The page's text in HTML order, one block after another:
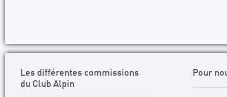
Les différentes commissions
du Club Alpin
Pour